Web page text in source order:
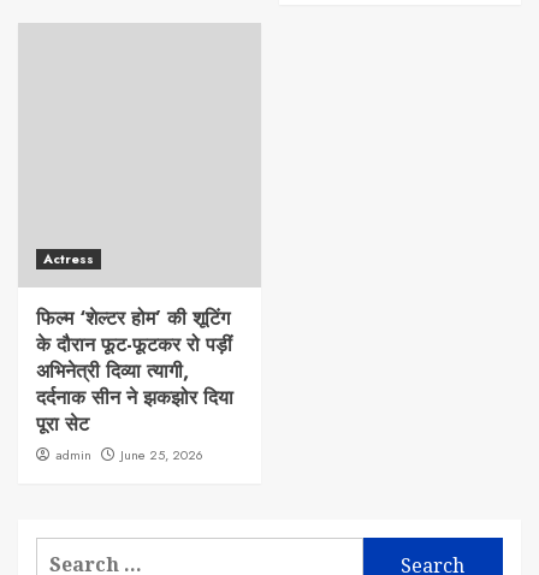
Actress
फिल्म ‘शेल्टर होम’ की शूटिंग
के दौरान फूट-फूटकर रो पड़ीं
अभिनेत्री दिव्या त्यागी,
दर्दनाक सीन ने झकझोर दिया
पूरा सेट
admin June 25, 2026
Search